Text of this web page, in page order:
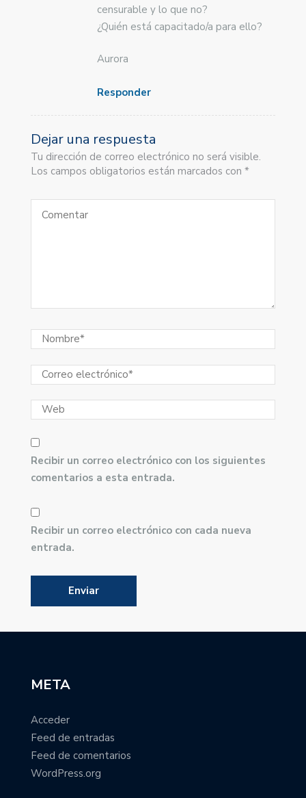
censurable y lo que no?
¿Quién está capacitado/a para ello?
Aurora
Responder
Dejar una respuesta
Tu dirección de correo electrónico no será visible.
Los campos obligatorios están marcados con *
Recibir un correo electrónico con los siguientes
comentarios a esta entrada.
Recibir un correo electrónico con cada nueva
entrada.
META
Acceder
Feed de entradas
Feed de comentarios
WordPress.org